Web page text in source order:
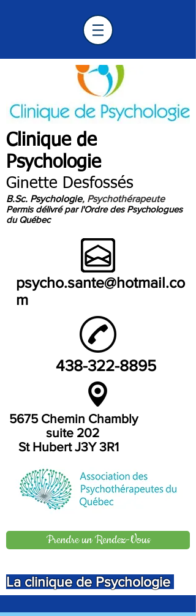
Clinique de
Psychologie
Ginette Desfossés
B.Sc. Psychologie, Psychothérapeute
Permis délivré par l'Ordre des Psychologues
du Québec
psycho.sante@hotmail.co
m
438-322-8895
5675 Chemin Chambly
suite 202
St Hubert J3Y 3R1
Prendre un Rendez-Vous
La clinique de Psychologie